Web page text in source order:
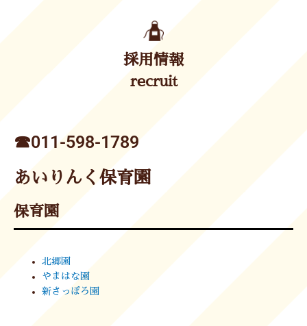
採用情報
recruit
☎︎011-598-1789
あいりんく保育園
保育園
北郷園
やまはな園
新さっぽろ園